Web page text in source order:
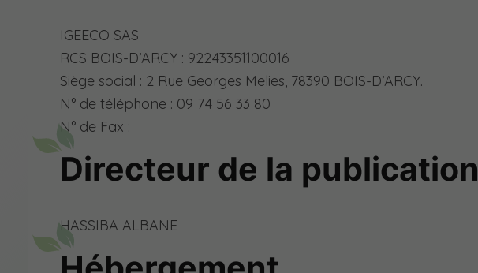
IGEECO SAS
RCS BOIS-D’ARCY : 92243351100016
Siège social : 2 Rue Georges Melies, 78390 BOIS-D’ARCY.
N° de téléphone : 09 74 56 33 80
N° de Fax :
Directeur de la publication
HASSIBA ALBANE